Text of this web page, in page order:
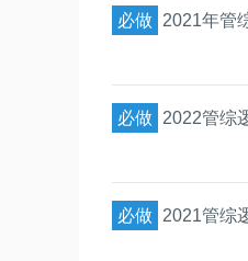
必做 2021年管
必做 2022管综
必做 2021管综